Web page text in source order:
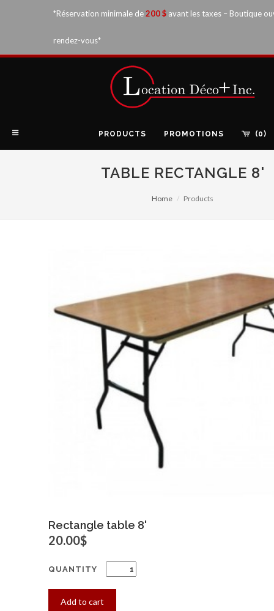
*Réservation minimale de200 $avant les taxes – Boutique
rendez-vous*
PRODUCTS PROMOTIONS (0)
TABLE RECTANGLE 8'
Home Products
Rectangle table 8'
20.00$
QUANTITY
Add to cart